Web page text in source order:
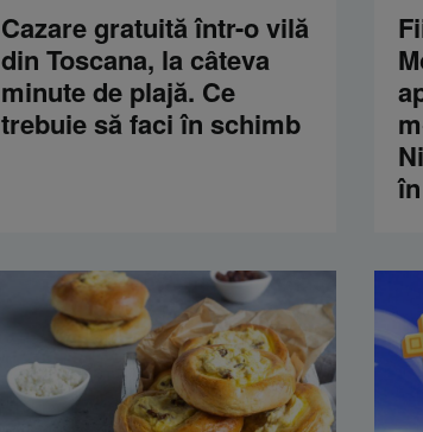
Cazare gratuită într-o vilă
din Toscana, la câteva
minute de plajă. Ce
trebuie să faci în schimb